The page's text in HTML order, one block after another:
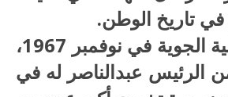
تاريخ الوطن.
عُين مديرًا للكلية الجوية في نوفمبر 1967،
الرئيس عبدالناصر له في